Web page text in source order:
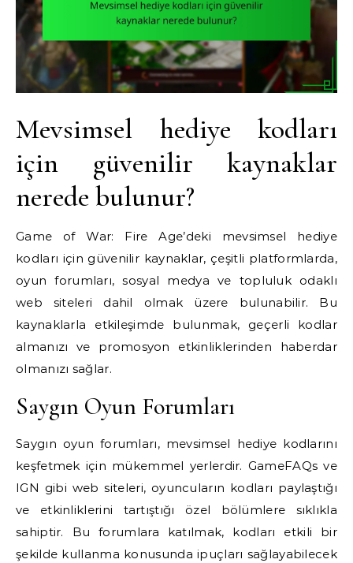
Mevsimsel hediye kodları
için güvenilir kaynaklar
nerede bulunur?
Game of War: Fire Age’deki mevsimsel hediye
kodları için güvenilir kaynaklar, çeşitli platformlarda,
oyun forumları, sosyal medya ve topluluk odaklı
web siteleri dahil olmak üzere bulunabilir. Bu
kaynaklarla etkileşimde bulunmak, geçerli kodlar
almanızı ve promosyon etkinliklerinden haberdar
olmanızı sağlar.
Saygın Oyun Forumları
Saygın oyun forumları, mevsimsel hediye kodlarını
keşfetmek için mükemmel yerlerdir. GameFAQs ve
IGN gibi web siteleri, oyuncuların kodları paylaştığı
ve etkinliklerini tartıştığı özel bölümlere sıklıkla
sahiptir. Bu forumlara katılmak, kodları etkili bir
şekilde kullanma konusunda ipuçları sağlayabilecek